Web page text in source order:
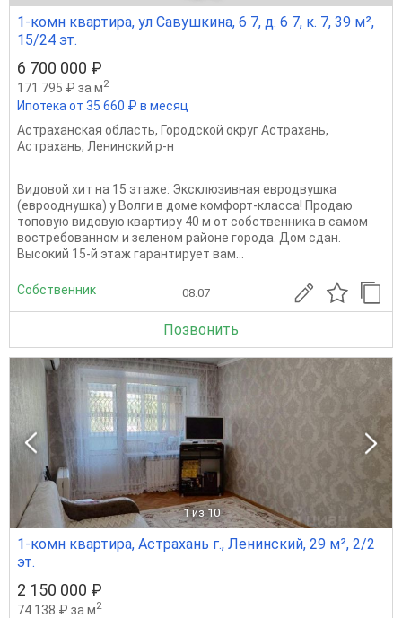
1-комн квартира, ул Савушкина, 6 7, д. 6 7, к. 7, 39 м²,
15/24 эт.
6 700 000 ₽
171 795 ₽ за м2
Ипотека от 35 660 ₽ в месяц
Астраханская область, Городской округ Астрахань,
Астрахань, Ленинский р-н
Видовой хит на 15 этаже: Эксклюзивная евродвушка
(еврооднушка) у Волги в доме комфорт-класса! Продаю
топовую видовую квартиру 40 м от собственника в самом
востребованном и зеленом районе города. Дом сдан.
Высокий 15-й этаж гарантирует вам...
Собственник 08.07
Позвонить
1 из 10
1-комн квартира, Астрахань г., Ленинский, 29 м², 2/2
эт.
2 150 000 ₽
74 138 ₽ за м2